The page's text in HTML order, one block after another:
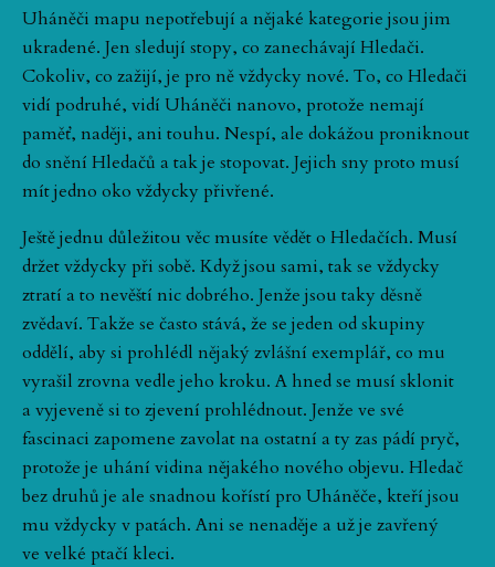
Uháněči mapu nepotřebují a nějaké kategorie jsou jim
ukradené. Jen sledují stopy, co zanechávají Hledači.
Cokoliv, co zažijí, je pro ně vždycky nové. To, co Hledači
vidí podruhé, vidí Uháněči nanovo, protože nemají
paměť, naději, ani touhu. Nespí, ale dokážou proniknout
do snění Hledačů a tak je stopovat. Jejich sny proto musí
mít jedno oko vždycky přivřené.
Ještě jednu důležitou věc musíte vědět o Hledačích. Musí
držet vždycky při sobě. Když jsou sami, tak se vždycky
ztratí a to nevěští nic dobrého. Jenže jsou taky děsně
zvědaví. Takže se často stává, že se jeden od skupiny
oddělí, aby si prohlédl nějaký zvlášní exemplář, co mu
vyrašil zrovna vedle jeho kroku. A hned se musí sklonit
a vyjeveně si to zjevení prohlédnout. Jenže ve své
fascinaci zapomene zavolat na ostatní a ty zas pádí pryč,
protože je uhání vidina nějakého nového objevu. Hledač
bez druhů je ale snadnou kořístí pro Uháněče, kteří jsou
mu vždycky v patách. Ani se nenaděje a už je zavřený
ve velké ptačí kleci.